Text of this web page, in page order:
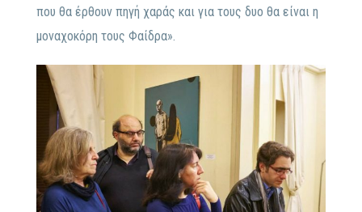
που θα έρθουν πηγή χαράς και για τους δυο θα είναι η
μοναχοκόρη τους Φαίδρα».